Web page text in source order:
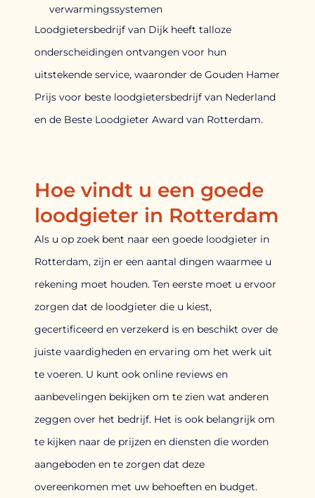
verwarmingssystemen
Loodgietersbedrijf van Dijk heeft talloze
onderscheidingen ontvangen voor hun
uitstekende service, waaronder de Gouden Hamer
Prijs voor beste loodgietersbedrijf van Nederland
en de Beste Loodgieter Award van Rotterdam.
Hoe vindt u een goede
loodgieter in Rotterdam
Als u op zoek bent naar een goede loodgieter in
Rotterdam, zijn er een aantal dingen waarmee u
rekening moet houden. Ten eerste moet u ervoor
zorgen dat de loodgieter die u kiest,
gecertificeerd en verzekerd is en beschikt over de
juiste vaardigheden en ervaring om het werk uit
te voeren. U kunt ook online reviews en
aanbevelingen bekijken om te zien wat anderen
zeggen over het bedrijf. Het is ook belangrijk om
te kijken naar de prijzen en diensten die worden
aangeboden en te zorgen dat deze
overeenkomen met uw behoeften en budget.